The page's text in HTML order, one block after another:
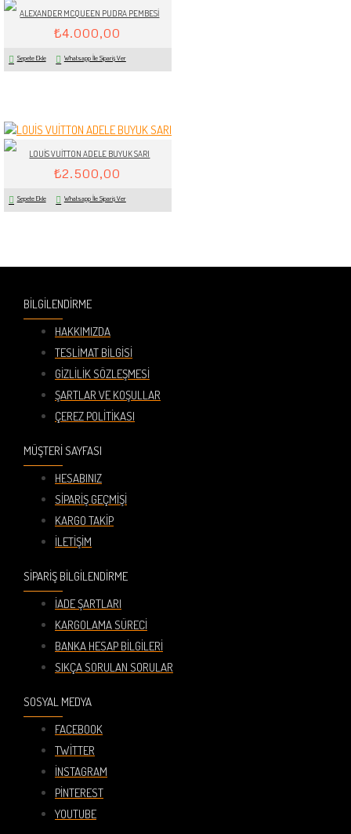
ALEXANDER MCQUEEN PUDRA PEMBESİ
₺4.000,00
Sepete Ekle Whatsapp İle Sipariş Ver
LOUİS VUİTTON ADELE BUYUK SARI
₺2.500,00
Sepete Ekle Whatsapp İle Sipariş Ver
BILGILENDIRME
HAKKIMIZDA
TESLIMAT BILGISI
GIZLILIK SÖZLEŞMESI
ŞARTLAR VE KOŞULLAR
ÇEREZ POLITIKASI
MÜŞTERI SAYFASI
HESABINIZ
SIPARIŞ GEÇMIŞI
KARGO TAKIP
İLETIŞIM
SIPARIŞ BILGILENDIRME
İADE ŞARTLARI
KARGOLAMA SÜRECI
BANKA HESAP BILGILERI
SIKÇA SORULAN SORULAR
SOSYAL MEDYA
FACEBOOK
TWITTER
İNSTAGRAM
PINTEREST
YOUTUBE